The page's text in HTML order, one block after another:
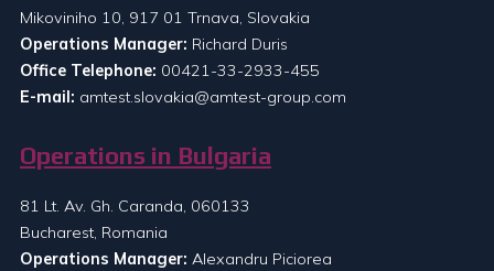
Mikoviniho 10, 917 01 Trnava, Slovakia
Operations Manager: Richard Duris
Office Telephone: 00421-33-2933-455
E-mail: amtest.slovakia@amtest-group.com
Operations in Bulgaria
81 Lt. Av. Gh. Caranda, 060133
Bucharest, Romania
Operations Manager: Alexandru Piciorea